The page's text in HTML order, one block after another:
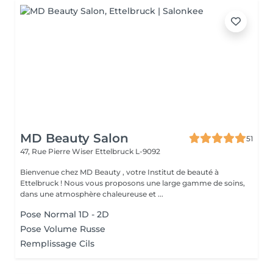
MD Beauty Salon
51
47, Rue Pierre Wiser Ettelbruck L-9092
Bienvenue chez MD Beauty , votre Institut de beauté à
Ettelbruck ! Nous vous proposons une large gamme de soins,
dans une atmosphère chaleureuse et ...
Pose Normal 1D - 2D
Pose Volume Russe
Remplissage Cils